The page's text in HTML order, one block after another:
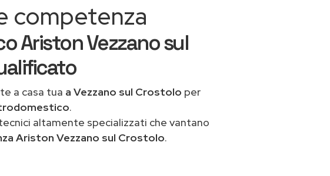
competenza
Ariston Vezzano sul
a casa tua a Vezzano sul Crostolo per
.
altamente specializzati che vantano
Ariston Vezzano sul Crostolo.